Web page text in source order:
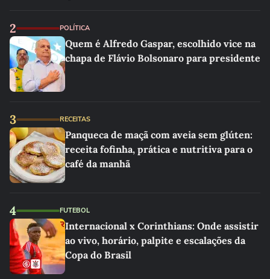
2 POLÍTICA
Quem é Alfredo Gaspar, escolhido vice na
chapa de Flávio Bolsonaro para presidente
3 RECEITAS
Panqueca de maçã com aveia sem glúten:
receita fofinha, prática e nutritiva para o
café da manhã
4 FUTEBOL
Internacional x Corinthians: Onde assistir
ao vivo, horário, palpite e escalações da
Copa do Brasil